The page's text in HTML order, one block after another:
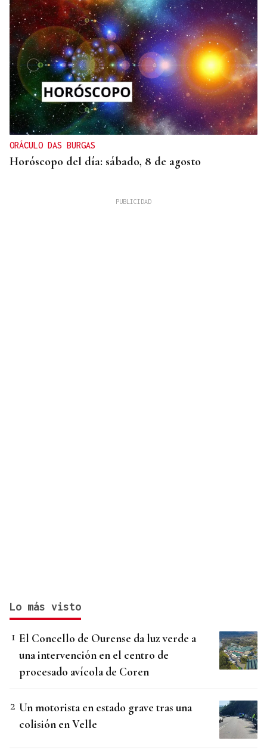
ORÁCULO DAS BURGAS
Horóscopo del día: sábado, 8 de agosto
Lo más visto
El Concello de Ourense da luz verde a
una intervención en el centro de
procesado avícola de Coren
Un motorista en estado grave tras una
colisión en Velle